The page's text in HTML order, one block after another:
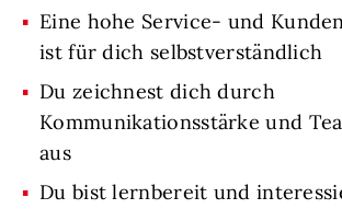
Eine hohe Service- und
ist für dich selbstverständlich
Du zeichnest dich durch
Kommunikationsstärke und
aus
Du bist lernbereit und